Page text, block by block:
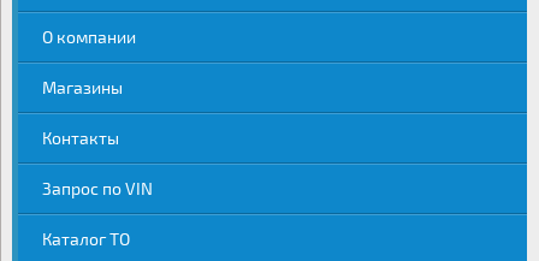
О компании
Магазины
Контакты
Запрос по VIN
Каталог ТО